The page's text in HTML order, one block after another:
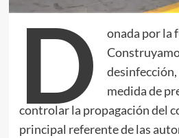
D
onada por la
desinfección,
medida de
controlar la propagación del
principal referente de las